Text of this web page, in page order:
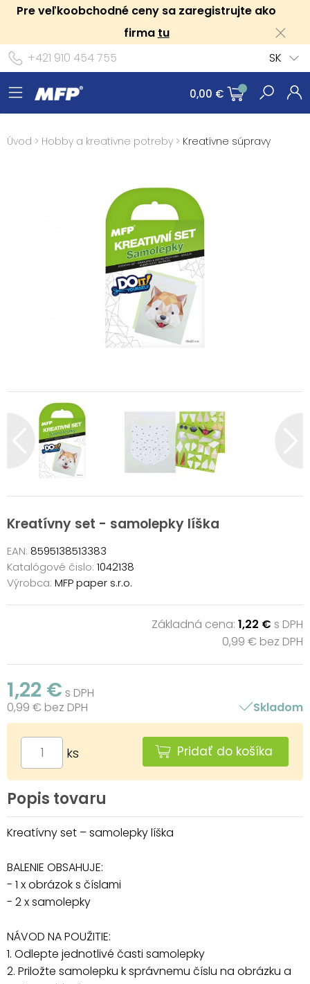
Pre veľkoobchodné ceny sa zaregistrujte ako
firma tu
+421 910 454 755
SK
0,00 €
Úvod > Hobby a kreatívne potreby > Kreatívne súpravy
Kreatívny set - samolepky líška
EAN: 8595138513383
Katalógové čislo: 1042138
Výrobca: MFP paper s.r.o.
Základná cena: 1,22 € s DPH
0,99 € bez DPH
1,22 € s DPH
0,99 € bez DPH
Skladom
ks Pridať do košíka
Popis tovaru
Kreatívny set – samolepky líška
BALENIE OBSAHUJE:
- 1 x obrázok s číslami
- 2 x samolepky
NÁVOD NA POUŽITIE:
1. Odlepte jednotlivé časti samolepky
2. Priložte samolepku k správnemu číslu na obrázku a